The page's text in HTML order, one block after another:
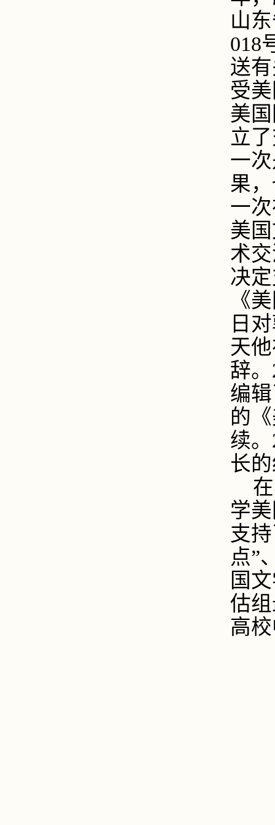
山
018
送
受
美
立
一
果
一
美
术
决
《
日
天
辞。
编
的
续。
长
学
支
点”
国
估
高